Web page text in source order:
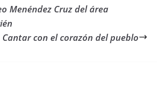
Menéndez Cruz del área
Cantar con el corazón del pueblo